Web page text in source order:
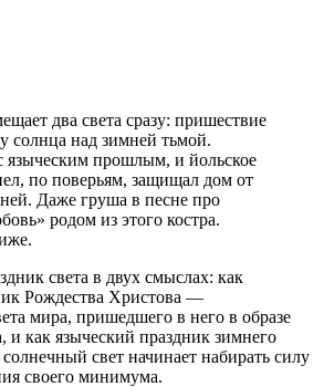
два света сразу: пришествие
солнца над зимней тьмой.
языческим прошлым, и йольское
по поверьям, защищал дом от
Даже груша в песне про
родом из этого костра.
света в двух смыслах: как
Рождества Христова —
мира, пришедшего в него в образе
и как языческий праздник зимнего
свет начинает набирать силу
своего минимума.